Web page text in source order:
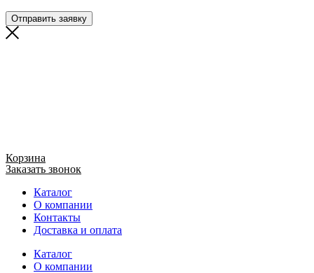
Отправить заявку
Корзина
Заказать звонок
Каталог
О компании
Контакты
Доставка и оплата
Каталог
О компании